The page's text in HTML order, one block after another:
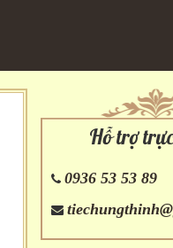
Hỗ trợ
0936 53 53 89